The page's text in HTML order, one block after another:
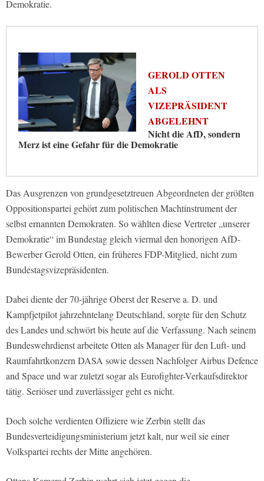
Demokratie.
GEROLD OTTEN
ALS
VIZEPRÄSIDENT
ABGELEHNT
Nicht die AfD, sondern
Merz ist eine Gefahr für die Demokratie
Das Ausgrenzen von grundgesetztreuen Abgeordneten der größten
Oppositionspartei gehört zum politischen Machtinstrument der
selbst ernannten Demokraten. So wählten diese Vertreter „unserer
Demokratie“ im Bundestag gleich viermal den honorigen AfD-
Bewerber Gerold Otten, ein früheres FDP-Mitglied, nicht zum
Bundestagsvizepräsidenten.
Dabei diente der 70-jährige Oberst der Reserve a. D. und
Kampfjetpilot jahrzehntelang Deutschland, sorgte für den Schutz
des Landes und schwört bis heute auf die Verfassung. Nach seinem
Bundeswehrdienst arbeitete Otten als Manager für den Luft- und
Raumfahrtkonzern DASA sowie dessen Nachfolger Airbus Defence
and Space und war zuletzt sogar als Eurofighter-Verkaufsdirektor
tätig. Seriöser und zuverlässiger geht es nicht.
Doch solche verdienten Offiziere wie Zerbin stellt das
Bundesverteidigungsministerium jetzt kalt, nur weil sie einer
Volkspartei rechts der Mitte angehören.